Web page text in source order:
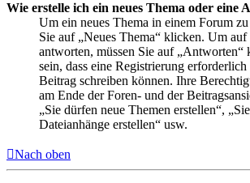
Wie erstelle ich ein neues Thema oder eine
Um ein neues Thema in einem Forum
Sie auf „Neues Thema“ klicken. Um
antworten, müssen Sie auf „Antworten“
sein, dass eine Registrierung
Beitrag schreiben können. Ihre
am Ende der Foren- und der
„Sie dürfen neue Themen erstellen“,
Dateianhänge erstellen“ usw.
Nach oben